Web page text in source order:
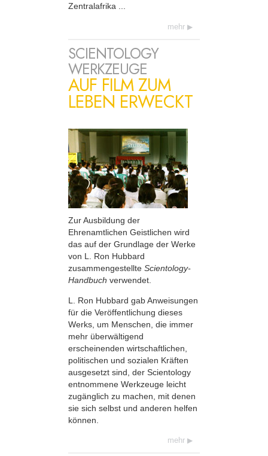
Zentralafrika ...
mehr
SCIENTOLOGY
WERKZEUGE
AUF FILM ZUM
LEBEN ERWECKT
Zur Ausbildung der
Ehrenamtlichen Geistlichen wird
das auf der Grundlage der Werke
von L. Ron Hubbard
zusammengestellte Scientology-
Handbuch verwendet.
L. Ron Hubbard gab Anweisungen
für die Veröffentlichung dieses
Werks, um Menschen, die immer
mehr überwältigend
erscheinenden wirtschaftlichen,
politischen und sozialen Kräften
ausgesetzt sind, der Scientology
entnommene Werkzeuge leicht
zugänglich zu machen, mit denen
sie sich selbst und anderen helfen
können.
mehr